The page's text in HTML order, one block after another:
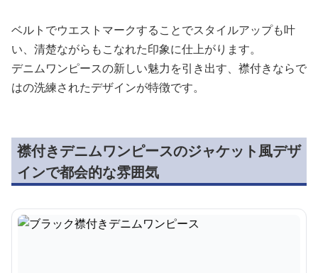
ベルトでウエストマークすることでスタイルアップも叶
い、清楚ながらもこなれた印象に仕上がります。
デニムワンピースの新しい魅力を引き出す、襟付きならで
はの洗練されたデザインが特徴です。
襟付きデニムワンピースのジャケット風デザ
インで都会的な雰囲気